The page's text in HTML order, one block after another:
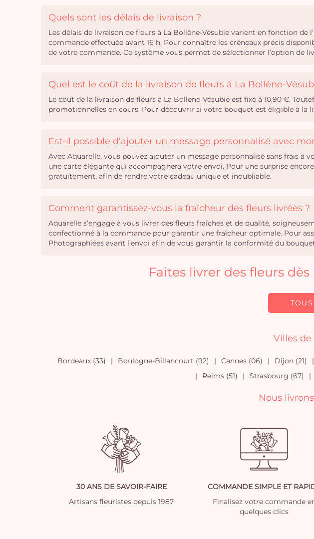
Quels sont les délais de livraison ?
Les délais de livraison de fleurs à La Bollène-Vésubie varient en fonction
commande effectuée avant 16 h. Pour connaître les créneaux précis
de votre commande. Ce système vous permet de sélectionner l’option de
Quel est le coût de la livraison de fleurs à La Bollène-
Le coût de la livraison de fleurs à La Bollène-Vésubie est fixé à 10,90 €.
promotionnelles en cours. Pour découvrir si votre bouquet est éligible à la
Est-il possible d’ajouter un message personnalisé avec
Avec Aquarelle, vous pouvez ajouter un message personnalisé sans frais
une carte élégante qui accompagnera votre envoi. Pour une surprise
gratuitement, afin de rendre votre cadeau unique et inoubliable.
Comment garantissez-vous la fraîcheur des fleurs livrées ?
Aquarelle s’engage à vous livrer des fleurs fraîches et de qualité,
confectionné à la commande pour garantir une fraîcheur optimale. Pour
Photographiées avant l’envoi afin de vous garantir la conformité du
Faites livrer des fleurs
Villes de
Bordeaux (33) Boulogne-Billancourt (92) Cannes (06) Dijon (21)
Reims (51)
Strasbourg (67)
Nous
30 ANS DE SAVOIR-FAIRE
Artisans fleuristes depuis 1987
COMMANDE SIMPLE ET
Finalisez votre commande
quelques clics